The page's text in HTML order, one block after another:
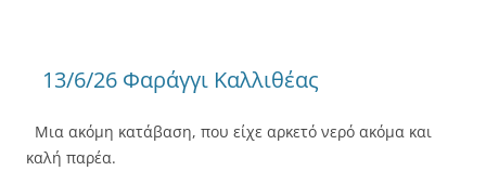
13/6/26 Φαράγγι Καλλιθέας
Μια ακόμη κατάβαση, που είχε αρκετό νερό ακόμα και
καλή παρέα.